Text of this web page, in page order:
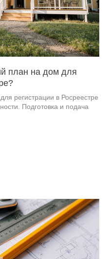
план на дом для
регистрации в Росреестре
Подготовка и подача